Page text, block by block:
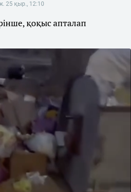
25 қыр., 12:10
қоқыс апталап